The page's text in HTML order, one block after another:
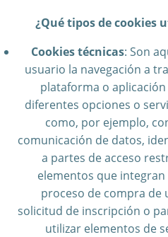
¿Qué tipos de cookies
Cookies técnicas: Son
usuario la navegación a
plataforma o
diferentes opciones o
como, por ejemplo,
comunicación de datos,
a partes de acceso
elementos que
proceso de compra de
solicitud de inscripción o
utilizar elementos de